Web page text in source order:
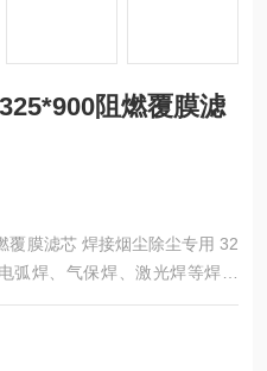
阻燃覆膜滤
覆膜滤芯 焊接烟尘除尘专用 32
弧焊、气保焊、激光焊等焊接
，采用阻燃聚酯基材 + P
适配各类焊接烟尘净化器、脉